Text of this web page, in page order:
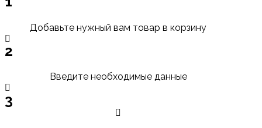
Добавьте нужный вам товар в корзину
2
Введите необходимые данные
3